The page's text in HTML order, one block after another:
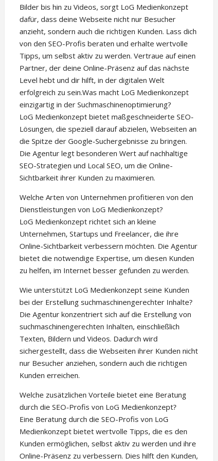
Bilder bis hin zu Videos, sorgt LoG Medienkonzept
dafür, dass deine Webseite nicht nur Besucher
anzieht, sondern auch die richtigen Kunden. Lass dich
von den SEO-Profis beraten und erhalte wertvolle
Tipps, um selbst aktiv zu werden. Vertraue auf einen
Partner, der deine Online-Präsenz auf das nächste
Level hebt und dir hilft, in der digitalen Welt
erfolgreich zu sein.Was macht LoG Medienkonzept
einzigartig in der Suchmaschinenoptimierung?
LoG Medienkonzept bietet maßgeschneiderte SEO-
Lösungen, die speziell darauf abzielen, Webseiten an
die Spitze der Google-Suchergebnisse zu bringen.
Die Agentur legt besonderen Wert auf nachhaltige
SEO-Strategien und Local SEO, um die Online-
Sichtbarkeit ihrer Kunden zu maximieren.
Welche Arten von Unternehmen profitieren von den
Dienstleistungen von LoG Medienkonzept?
LoG Medienkonzept richtet sich an kleine
Unternehmen, Startups und Freelancer, die ihre
Online-Sichtbarkeit verbessern möchten. Die Agentur
bietet die notwendige Expertise, um diesen Kunden
zu helfen, im Internet besser gefunden zu werden.
Wie unterstützt LoG Medienkonzept seine Kunden
bei der Erstellung suchmaschinengerechter Inhalte?
Die Agentur konzentriert sich auf die Erstellung von
suchmaschinengerechten Inhalten, einschließlich
Texten, Bildern und Videos. Dadurch wird
sichergestellt, dass die Webseiten ihrer Kunden nicht
nur Besucher anziehen, sondern auch die richtigen
Kunden erreichen.
Welche zusätzlichen Vorteile bietet eine Beratung
durch die SEO-Profis von LoG Medienkonzept?
Eine Beratung durch die SEO-Profis von LoG
Medienkonzept bietet wertvolle Tipps, die es den
Kunden ermöglichen, selbst aktiv zu werden und ihre
Online-Präsenz zu verbessern. Dies hilft den Kunden,